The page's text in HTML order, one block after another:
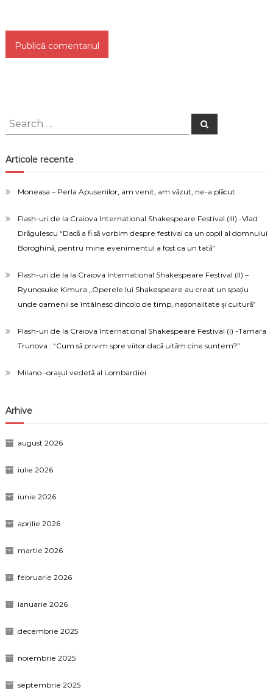
Search
for:
Search
Articole recente
Moneasa – Perla Apusenilor, am venit, am văzut, ne-a plăcut
Flash-uri de la Craiova International Shakespeare Festival (III) -Vlad
Drăgulescu “Dacă a fi să vorbim despre festival ca un copil al domnului
Boroghină, pentru mine evenimentul a fost ca un tată”
Flash-uri de la la Craiova International Shakespeare Festival (II) –
Ryunosuke Kimura „Operele lui Shakespeare au creat un spațiu
unde oamenii se întâlnesc dincolo de timp, naționalitate și cultură”
Flash-uri de la Craiova International Shakespeare Festival (I) -Tamara
Trunova : “Cum să privim spre viitor dacă uităm cine suntem?”
Milano -orașul vedetă al Lombardiei
Arhive
august 2026
iulie 2026
iunie 2026
aprilie 2026
martie 2026
februarie 2026
ianuarie 2026
decembrie 2025
noiembrie 2025
septembrie 2025